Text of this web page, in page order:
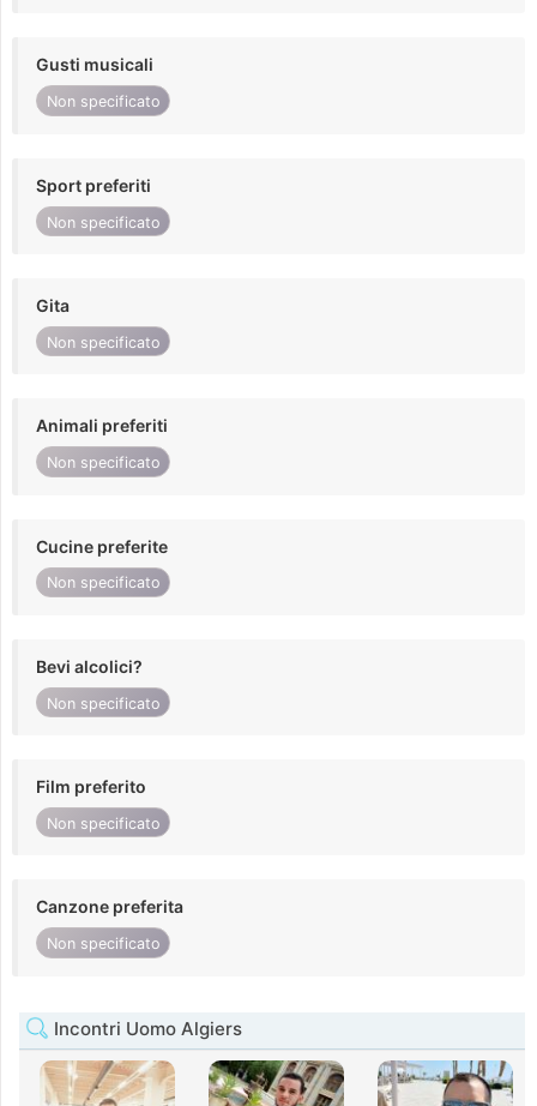
Gusti musicali
Non specificato
Sport preferiti
Non specificato
Gita
Non specificato
Animali preferiti
Non specificato
Cucine preferite
Non specificato
Bevi alcolici?
Non specificato
Film preferito
Non specificato
Canzone preferita
Non specificato
Incontri Uomo Algiers